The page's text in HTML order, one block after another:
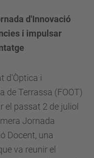
d'Innovació
i impulsar
d'Òptica i
de Terrassa (FOOT)
el passat 2 de juliol
Jornada
Docent, una
va reunir el